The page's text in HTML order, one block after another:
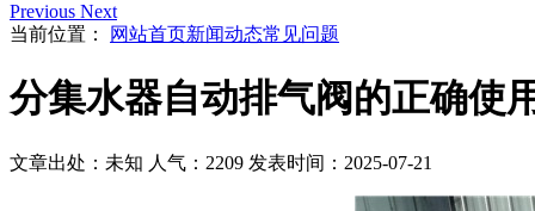
Previous Next
当前位置：
网站首页新闻动态常见问题
分集水器自动排气阀的正确使
文章出处：未知 人气：2209 发表时间：2025-07-21